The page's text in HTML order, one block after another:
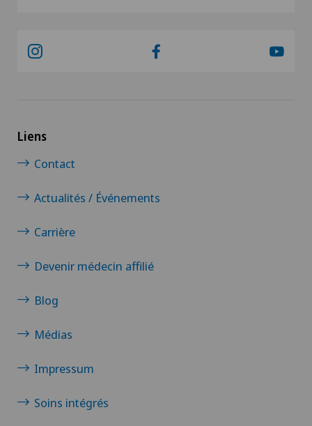
Liens
Contact
Actualités / Événements
Carrière
Devenir médecin affilié
Blog
Médias
Impressum
Soins intégrés